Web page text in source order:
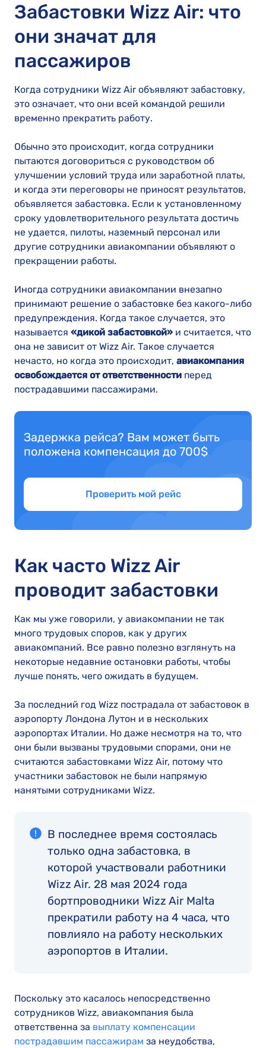
Забастовки Wizz Air: что
они значат для
пассажиров
Когда сотрудники Wizz Air объявляют забастовку,
это означает, что они всей командой решили
временно прекратить работу.
Обычно это происходит, когда сотрудники
пытаются договориться с руководством об
улучшении условий труда или заработной платы,
и когда эти переговоры не приносят результатов,
объявляется забастовка. Если к установленному
сроку удовлетворительного результата достичь
не удается, пилоты, наземный персонал или
другие сотрудники авиакомпании объявляют о
прекращении работы.
Иногда сотрудники авиакомпании внезапно
принимают решение о забастовке без какого-либо
предупреждения. Когда такое случается, это
называется «дикой забастовкой» и считается, что
она не зависит от Wizz Air. Такое случается
нечасто, но когда это происходит, авиакомпания
освобождается от ответственности перед
пострадавшими пассажирами.
Задержка рейса? Вам может быть
положена компенсация до 700$
Проверить мой рейс
Как часто Wizz Air
проводит забастовки
Как мы уже говорили, у авиакомпании не так
много трудовых споров, как у других
авиакомпаний. Все равно полезно взглянуть на
некоторые недавние остановки работы, чтобы
лучше понять, чего ожидать в будущем.
За последний год Wizz пострадала от забастовок в
аэропорту Лондона Лутон и в нескольких
аэропортах Италии. Но даже несмотря на то, что
они были вызваны трудовыми спорами, они не
считаются забастовками Wizz Air, потому что
участники забастовок не были напрямую
нанятыми сотрудниками Wizz.
В последнее время состоялась
только одна забастовка, в
которой участвовали работники
Wizz Air. 28 мая 2024 года
бортпроводники Wizz Air Malta
прекратили работу на 4 часа, что
повлияло на работу нескольких
аэропортов в Италии.
Поскольку это касалось непосредственно
сотрудников Wizz, авиакомпания была
ответственна за выплату компенсации
пострадавшим пассажирам за неудобства,